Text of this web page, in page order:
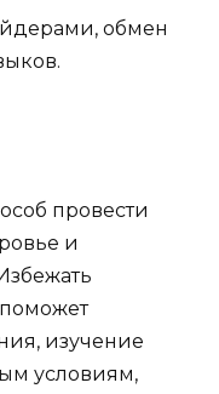
обмен
провести
и
изучение
условиям,